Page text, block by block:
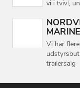
vi i tvivl,
Vi har
trailersalg